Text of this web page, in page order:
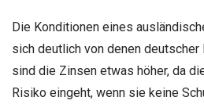
Die Konditionen eines
sich deutlich von denen deutscher
sind die Zinsen etwas höher, da
Risiko eingeht, wenn sie keine